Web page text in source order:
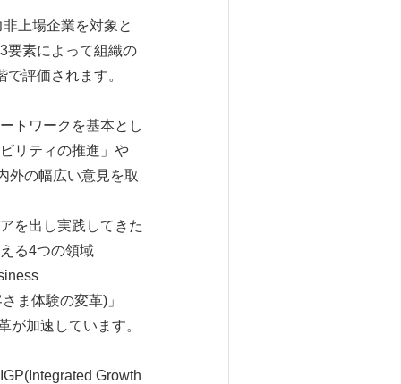
上場企業を対象と
要素によって組織の
評価されます。
トワークを基本とし
リティの推進」や
外の幅広い意見を取
を出し実践してきた
る4つの領域
ま体験の変革)」
が加速しています。
Growth